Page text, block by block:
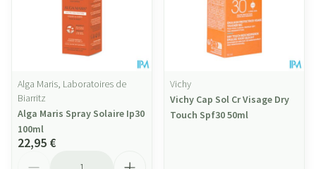
Alga Maris, Laboratoires de
Biarritz
Alga Maris Spray Solaire Ip30
100ml
22,95 €
Vichy
Vichy Cap Sol Cr Visage Dry
Touch Spf30 50ml